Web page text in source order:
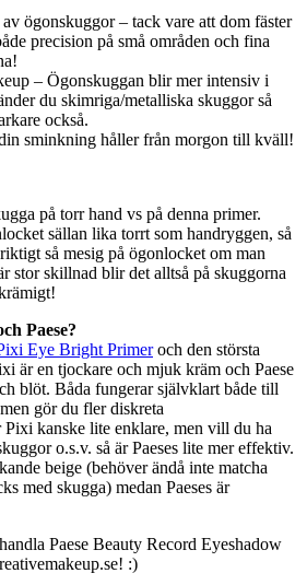
ögonskuggor – tack vare att dom fäster
precision på små områden och fina
– Ögonskuggan blir mer intensiv i
du skimriga/metalliska skuggor så
också.
sminkning håller från morgon till kväll!
på torr hand vs på denna primer.
sällan lika torrt som handryggen, så
så mesig på ögonlocket om man
stor skillnad blir det alltså på skuggorna
Paese?
Eye Bright Primeroch den största
är en tjockare och mjuk kräm och Paese
blöt. Båda fungerar självklart både till
gör du fler diskreta
Pixi kanske lite enklare, men vill du ha
o.s.v. så är Paeses lite mer effektiv.
beige (behöver ändå inte matcha
med skugga) medan Paeses är
Paese Beauty Record Eyeshadow
:)